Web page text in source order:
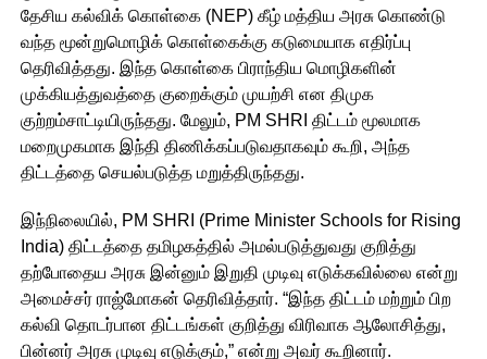
தேசிய கல்விக் கொள்கை (NEP) கீழ் மத்திய அரசு கொண்டு
வந்த மூன்றுமொழிக் கொள்கைக்கு கடுமையாக எதிர்ப்பு
தெரிவித்தது. இந்த கொள்கை பிராந்திய மொழிகளின்
முக்கியத்துவத்தை குறைக்கும் முயற்சி என திமுக
குற்றம்சாட்டியிருந்தது. மேலும், PM SHRI திட்டம் மூலமாக
மறைமுகமாக இந்தி திணிக்கப்படுவதாகவும் கூறி, அந்த
திட்டத்தை செயல்படுத்த மறுத்திருந்தது.
இந்நிலையில், PM SHRI (Prime Minister Schools for Rising
India) திட்டத்தை தமிழகத்தில் அமல்படுத்துவது குறித்து
தற்போதைய அரசு இன்னும் இறுதி முடிவு எடுக்கவில்லை என்று
அமைச்சர் ராஜ்மோகன் தெரிவித்தார். “இந்த திட்டம் மற்றும் பிற
கல்வி தொடர்பான திட்டங்கள் குறித்து விரிவாக ஆலோசித்து,
பின்னர் அரசு முடிவு எடுக்கும்,” என்று அவர் கூறினார்.